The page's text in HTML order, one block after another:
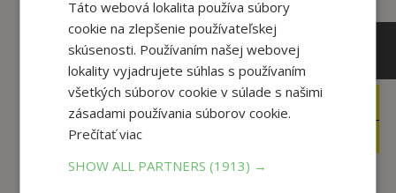
19 €
18
Táto webová lokalita používa súbory
cookie na zlepšenie používateľskej
skúsenosti. Používaním našej webovej
lokality vyjadrujete súhlas s používaním
všetkých súborov cookie v súlade s našimi
zásadami používania súborov cookie.
Prečítať viac
SHOW ALL PARTNERS(1913) →